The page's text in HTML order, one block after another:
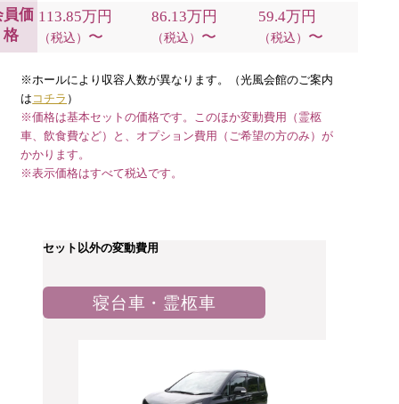
員価
格
113.85万円
（税込） 〜
86.13万円
（税込） 〜
59.4万円
（税込） 〜
※ホールにより収容人数が異なります。（光風会館のご案内
は コチラ ）
※価格は基本セットの価格です。このほか変動費用（霊柩
車、飲食費など）と、オプション費用（ご希望の方のみ）が
かかります。
※表示価格はすべて税込です。
セット以外の変動費用
寝台車・霊柩車